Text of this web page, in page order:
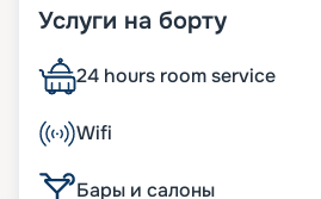
в 2010 году, а через 11 лет
корабля дополняется
Всего на борту
категорий. Другие
• ширина – 32 м;
• водоизмещение – более 93
Услуги на борту
24 hours room service
Wifi
Бары и салоны